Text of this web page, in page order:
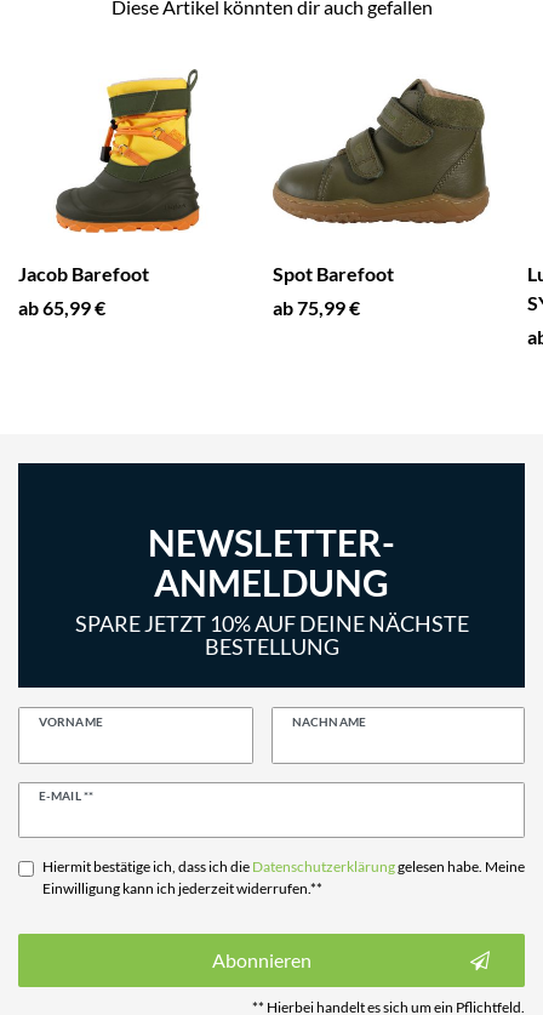
Diese Artikel könnten dir auch gefallen
Jacob Barefoot
ab 65,99 €
Spot Barefoot
ab 75,99 €
NEWSLETTER-
ANMELDUNG
SPARE JETZT 10% AUF DEINE NÄCHSTE
BESTELLUNG
VORNAME NACHNAME
E-MAIL **
Newsletter
Hiermit bestätige ich, dass ich die Daten­schutz­erklärunggelesen habe. Meine
Einwilligung kann ich jederzeit widerrufen.**
Abonnieren
** Hierbei handelt es sich um ein Pflichtfeld.